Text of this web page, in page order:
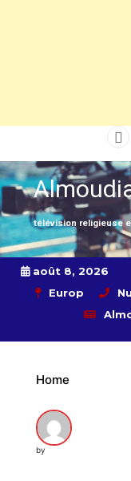
content
télévision religieuse
août 8, 2026
Europ
Home
by